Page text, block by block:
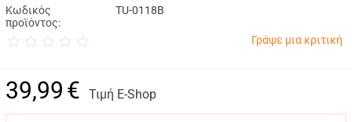
Κωδικός
προϊόντος:
TU-0118B
Γράψε μια κριτική
39,99 € Τιμή E-Shop